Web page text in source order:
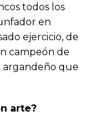
todos los
en
ejercicio, de
campeón de
argandeño que
arte?